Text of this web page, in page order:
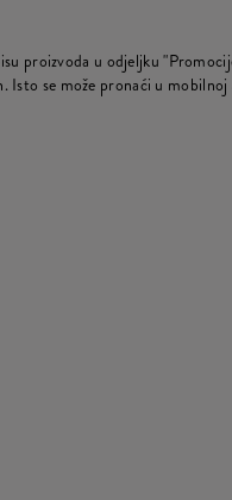
proizvoda u odjeljku
Isto se može pronaći u